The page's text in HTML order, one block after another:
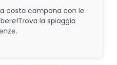
costa campana con le
la spiaggia